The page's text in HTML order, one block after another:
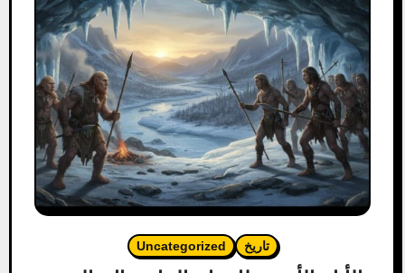
Uncategorized تاريخ